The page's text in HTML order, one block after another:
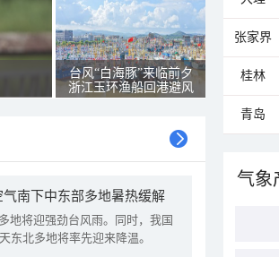
台风“白海豚”来临前夕
浙江玉环渔船回港避风
南下中东部多地暑热缓解
地将迎强劲台风雨。同时，我国
东北多地将率先迎来降温。
张家界
桂林
青岛
气象